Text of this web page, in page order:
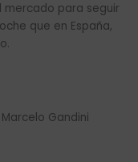
mercado para seguir
que en España,
Gandini